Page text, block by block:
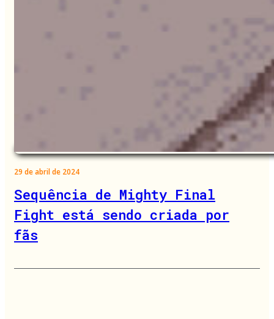
29 de abril de 2024
Sequência de Mighty Final
Fight está sendo criada por
fãs